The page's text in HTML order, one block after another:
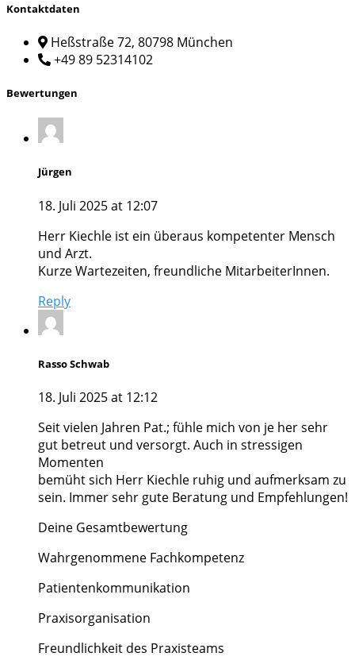
Kontaktdaten
Heßstraße 72, 80798 München
+49 89 52314102
Bewertungen
Jürgen
18. Juli 2025 at 12:07
Herr Kiechle ist ein überaus kompetenter Mensch
und Arzt.
Kurze Wartezeiten, freundliche MitarbeiterInnen.
Reply
Rasso Schwab
18. Juli 2025 at 12:12
Seit vielen Jahren Pat.; fühle mich von je her sehr
gut betreut und versorgt. Auch in stressigen
Momenten
bemüht sich Herr Kiechle ruhig und aufmerksam zu
sein. Immer sehr gute Beratung und Empfehlungen!
Deine Gesamtbewertung
Wahrgenommene Fachkompetenz
Patientenkommunikation
Praxisorganisation
Freundlichkeit des Praxisteams